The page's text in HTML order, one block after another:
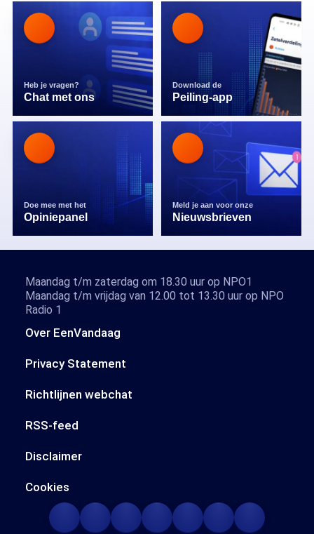
Heb je vragen?
Chat met ons
Download de
Peiling-app
Doe mee met het
Opiniepanel
Meld je aan voor onze
Nieuwsbrieven
Over EenVandaag
Privacy Statement
Richtlijnen webchat
RSS-feed
Disclaimer
Cookies
Maandag t/m zaterdag om 18.30 uur op NPO1
Maandag t/m vrijdag van 12.00 tot 13.30 uur op NPO
Radio 1